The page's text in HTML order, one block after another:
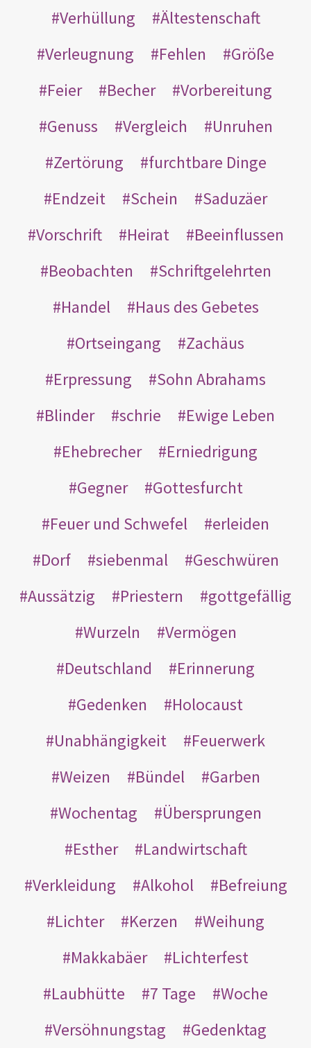
Verhüllung
Ältestenschaft
Verleugnung
Fehlen
Größe
Feier
Becher
Vorbereitung
Genuss
Vergleich
Unruhen
Zertörung
furchtbare Dinge
Endzeit
Schein
Saduzäer
Vorschrift
Heirat
Beeinflussen
Beobachten
Schriftgelehrten
Handel
Haus des Gebetes
Ortseingang
Zachäus
Erpressung
Sohn Abrahams
Blinder
schrie
Ewige Leben
Ehebrecher
Erniedrigung
Gegner
Gottesfurcht
Feuer und Schwefel
erleiden
Dorf
siebenmal
Geschwüren
Aussätzig
Priestern
gottgefällig
Wurzeln
Vermögen
Deutschland
Erinnerung
Gedenken
Holocaust
Unabhängigkeit
Feuerwerk
Weizen
Bündel
Garben
Wochentag
Übersprungen
Esther
Landwirtschaft
Verkleidung
Alkohol
Befreiung
Lichter
Kerzen
Weihung
Makkabäer
Lichterfest
Laubhütte
7 Tage
Woche
Versöhnungstag
Gedenktag